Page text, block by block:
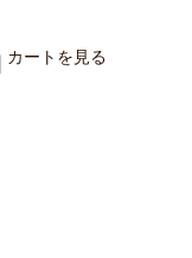
カートを見る